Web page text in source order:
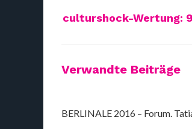
culturshock-Wertung:
Verwandte Beiträge
BERLINALE 2016 – Forum.